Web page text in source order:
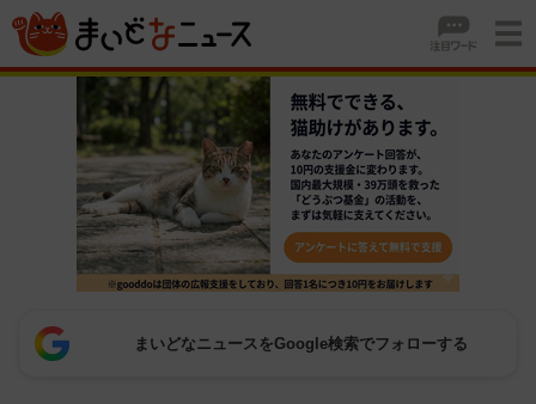
まいどなニュースをGoogle検索でフォローする